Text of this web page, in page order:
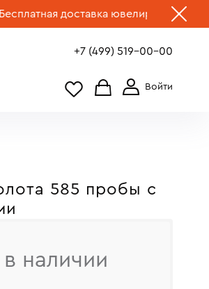
доставка ювелирных изделий по
+7 (499) 519-00-00
585 пробы с
наличии